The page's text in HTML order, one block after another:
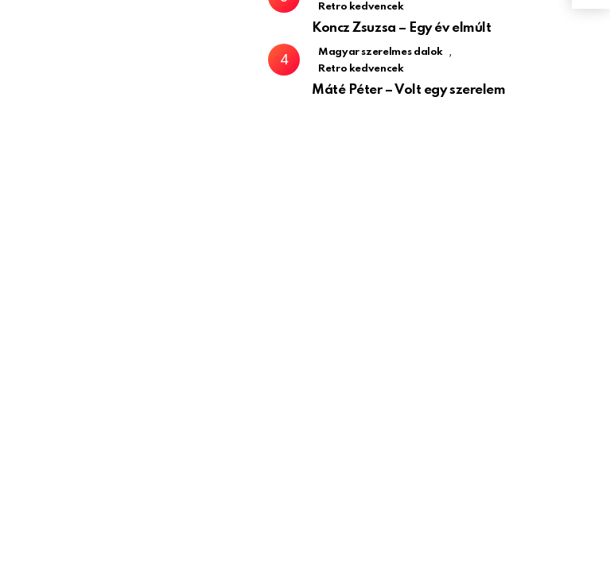
Retro kedvencek
Koncz Zsuzsa – Egy év elmúlt
Magyar szerelmes dalok ,
Retro kedvencek
Máté Péter – Volt egy szerelem